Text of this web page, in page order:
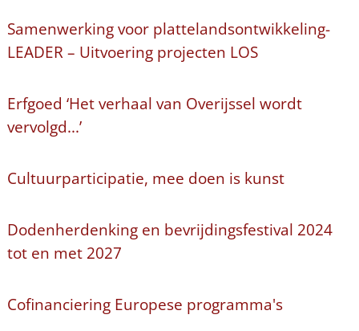
Samenwerking voor plattelandsontwikkeling-
LEADER – Uitvoering projecten LOS
Erfgoed ‘Het verhaal van Overijssel wordt
vervolgd...’
Cultuurparticipatie, mee doen is kunst
Dodenherdenking en bevrijdingsfestival 2024
tot en met 2027
Cofinanciering Europese programma's